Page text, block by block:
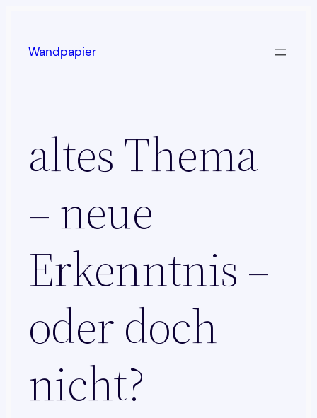
springen
Wandpapier
altes Thema
– neue
Erkenntnis –
oder doch
nicht?